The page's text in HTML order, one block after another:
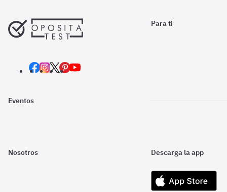
Para ti
Eventos
Nosotros Descarga la app